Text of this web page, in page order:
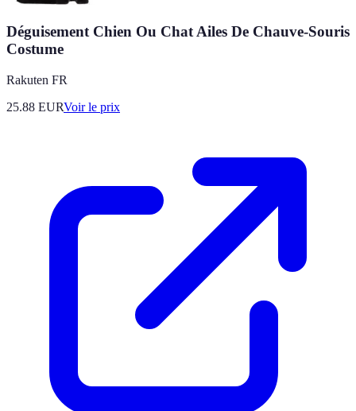
Déguisement Chien Ou Chat Ailes De Chauve-Souris
Costume
Rakuten FR
25.88 EURVoir le prix